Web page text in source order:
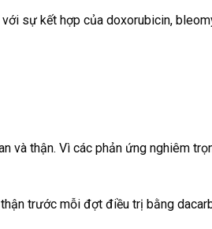
sự kết hợp của doxorubicin,
và thận. Vì các phản ứng nghiêm
trước mỗi đợt điều trị bằng